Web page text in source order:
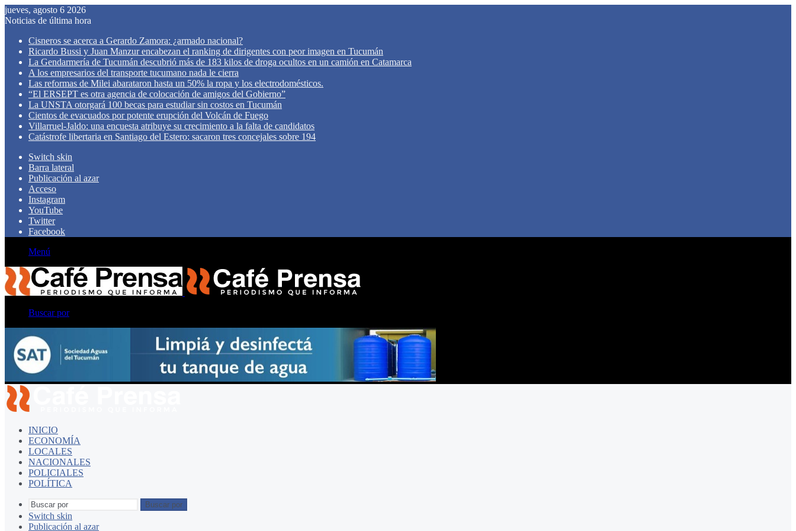
jueves, agosto 6 2026
Noticias de última hora
Cisneros se acerca a Gerardo Zamora: ¿armado nacional?
Ricardo Bussi y Juan Manzur encabezan el ranking de dirigentes con peor imagen en Tucumán
La Gendarmería de Tucumán descubrió más de 183 kilos de droga ocultos en un camión en Catamarca
A los empresarios del transporte tucumano nada le cierra
Las reformas de Milei abarataron hasta un 50% la ropa y los electrodomésticos.
“El ERSEPT es otra agencia de colocación de amigos del Gobierno”
La UNSTA otorgará 100 becas para estudiar sin costos en Tucumán
Cientos de evacuados por potente erupción del Volcán de Fuego
Villarruel-Jaldo: una encuesta atribuye su crecimiento a la falta de candidatos
Catástrofe libertaria en Santiago del Estero: sacaron tres concejales sobre 194
Switch skin
Barra lateral
Publicación al azar
Acceso
Instagram
YouTube
Twitter
Facebook
Menú
Buscar por
INICIO
ECONOMÍA
LOCALES
NACIONALES
POLICIALES
POLÍTICA
Buscar por
Switch skin
Publicación al azar